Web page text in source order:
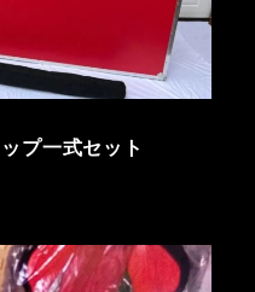
プ一式セット